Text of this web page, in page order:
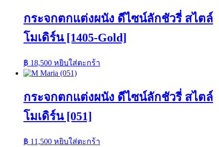
กระจกตกแต่งผนัง ดีไซน์ลักชัวรี่ สไตล์
โมเดิร์น [1405-Gold]
฿ 18,500 หยิบใส่ตะกร้า
กระจกตกแต่งผนัง ดีไซน์ลักชัวรี่ สไตล์
โมเดิร์น [051]
฿ 11,500 หยิบใส่ตะกร้า